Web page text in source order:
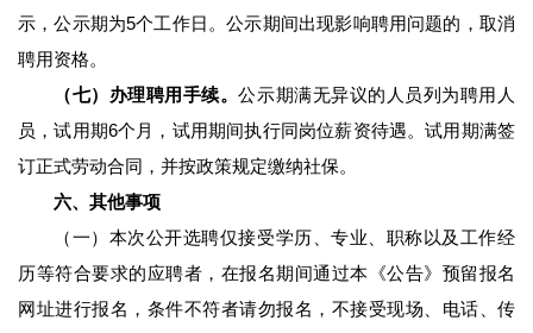
示，公示期为5个工作日。公示期间出现影响聘用问题的，取消
聘用资格。
（七）办理聘用手续。公示期满无异议的人员列为聘用人
员，试用期6个月，试用期间执行同岗位薪资待遇。试用期满签
订正式劳动合同，并按政策规定缴纳社保。
六、其他事项
（一）本次公开选聘仅接受学历、专业、职称以及工作经
历等符合要求的应聘者，在报名期间通过本《公告》预留报名
网址进行报名，条件不符者请勿报名，不接受现场、电话、传